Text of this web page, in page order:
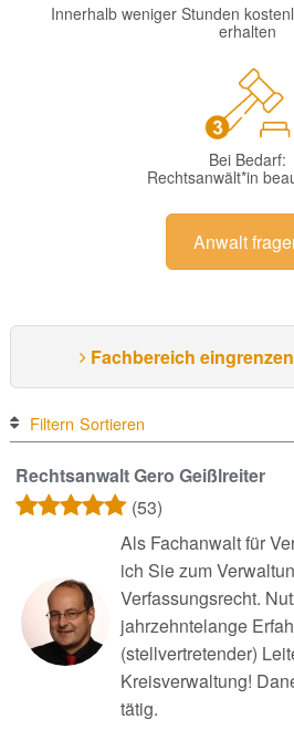
Innerhalb weniger Stunden
erhalten
Bei Bedarf:
Rechtsanwält*in
Anwalt
Fachbereich
Filtern Sortieren
Rechtsanwalt Gero Geißlreiter
(53)
Als Fachanwalt für
ich Sie zum
Verfassungsrecht.
jahrzehntelange
(stellvertretender)
Kreisverwaltung!
tätig.